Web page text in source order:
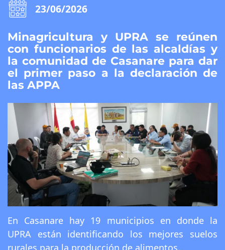
23/06/2026
Minagricultura y UPRA se reúnen
con funcionarios de las alcaldías y
la comunidad de Casanare para dar
el primer paso a la declaración de
las APPA
En Casanare hay 19 municipios en donde la
UPRA están identificando los mejores suelos
rurales para la producción de alimentos.